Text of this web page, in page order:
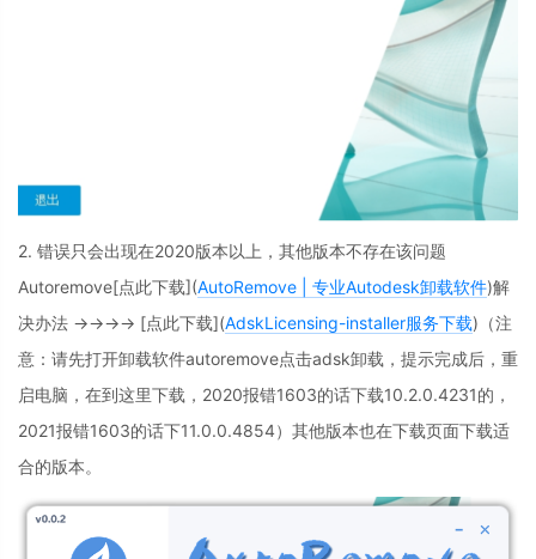
2. 错误只会出现在2020版本以上，其他版本不存在该问题
Autoremove[点此下载](AutoRemove | 专业Autodesk卸载软件)解
决办法 →→→→ [点此下载](AdskLicensing-installer服务下载)（注
意：请先打开卸载软件autoremove点击adsk卸载，提示完成后，重
启电脑，在到这里下载，2020报错1603的话下载10.2.0.4231的，
2021报错1603的话下11.0.0.4854）其他版本也在下载页面下载适
合的版本。